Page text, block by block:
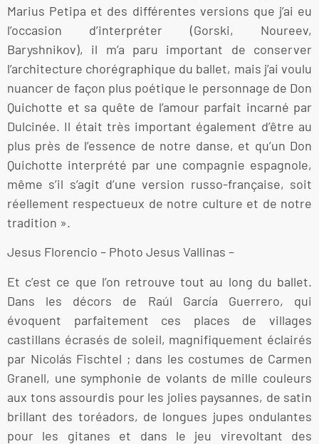
Marius Petipa et des différentes versions que j’ai eu
l’occasion d’interpréter (Gorski, Noureev,
Baryshnikov), il m’a paru important de conserver
l’architecture chorégraphique du ballet, mais j’ai voulu
nuancer de façon plus poétique le personnage de Don
Quichotte et sa quête de l’amour parfait incarné par
Dulcinée. Il était très important également d’être au
plus près de l’essence de notre danse, et qu’un Don
Quichotte interprété par une compagnie espagnole,
même s’il s’agit d’une version russo-française, soit
réellement respectueux de notre culture et de notre
tradition ».
Jesus Florencio – Photo Jesus Vallinas –
Et c’est ce que l’on retrouve tout au long du ballet.
Dans les décors de Raúl García Guerrero, qui
évoquent parfaitement ces places de villages
castillans écrasés de soleil, magnifiquement éclairés
par Nicolás Fischtel ; dans les costumes de Carmen
Granell, une symphonie de volants de mille couleurs
aux tons assourdis pour les jolies paysannes, de satin
brillant des toréadors, de longues jupes ondulantes
pour les gitanes et dans le jeu virevoltant des